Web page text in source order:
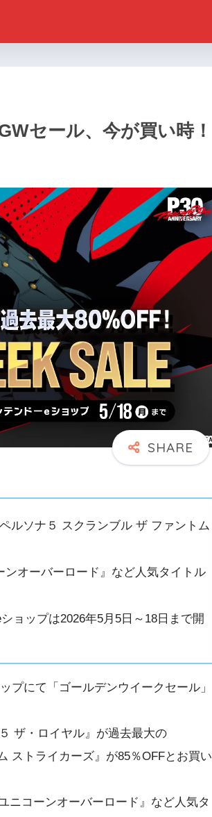
セール、今が買い時！
ルソナ５ スクランブル ザ ファントム
ンオーバーロード』など人気タイトル
ョップは2026年5月5日～18日まで開
プにて「ゴールデンウイークセール」
ザ・ロイヤル』が過去最大の
ストライカーズ』が85％OFFとお買い
ニコーンオーバーロード』など人気タ